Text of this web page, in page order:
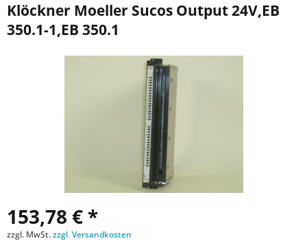
Klöckner Moeller Sucos Output 24V,EB
350.1-1,EB 350.1
153,78 € *
zzgl. MwSt.zzgl. Versandkosten